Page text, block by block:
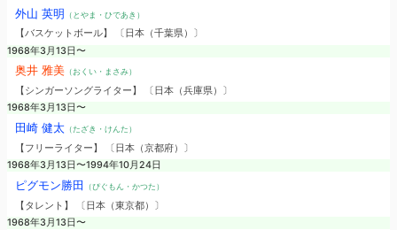
外山 英明 （とやま・ひであき）
【バスケットボール】 〔日本（千葉県）〕
1968年3月13日〜
奥井 雅美（おくい・まさみ）
【シンガーソングライター】 〔日本（兵庫県）〕
1968年3月13日〜
田崎 健太（たざき・けんた）
【フリーライター】 〔日本（京都府）〕
1968年3月13日〜1994年10月24日
ピグモン勝田 （ぴぐもん・かつた）
【タレント】 〔日本（東京都）〕
1968年3月13日〜